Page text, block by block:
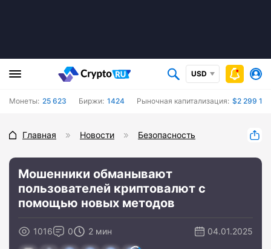
USD
Монеты: 25 623 Биржи: 1424 Рыночная капитализация: $2 299
Главная Новости Безопасность
Мошенники обманывают
пользователей криптовалют с
помощью новых методов
1016 0 2 мин 04.01.2025